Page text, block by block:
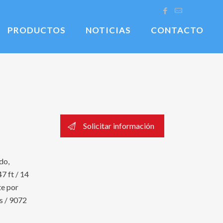
PRODUCTOS NOTICIAS CONTACTO
ft / 14
por
/ 9072
Solicitar información